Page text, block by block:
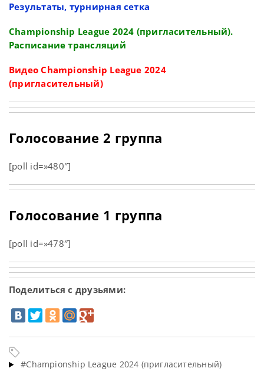
Результаты, турнирная сетка
Championship League 2024 (пригласительный).
Расписание трансляций
Видео Championship League 2024
(пригласительный)
Голосование 2 группа
[poll id=»480″]
Голосование 1 группа
[poll id=»478″]
Поделиться с друзьями:
#Championship League 2024 (пригласительный)